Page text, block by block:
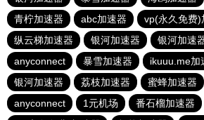
青柠加速器
abc加速器
vp(永久免费)
纵云梯加速器
银河加速器 银河加速
anyconnect
暴雪加速器
ikuuu.me加
银河加速器
荔枝加速器 蜜蜂加速器
anyconnect
1元机场 番石榴加速器